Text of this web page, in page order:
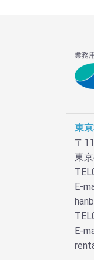
業務
東
〒
東
E-
E-